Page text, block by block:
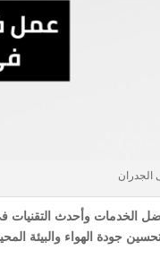
الجدران
الخدمات وأحدث
جودة الهواء والبيئة